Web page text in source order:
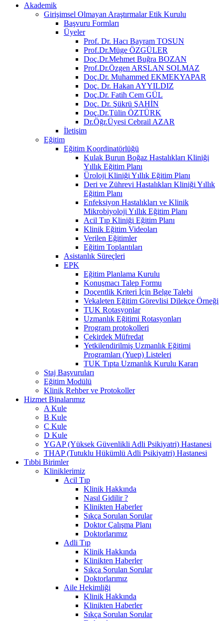
Akademik
Girişimsel Olmayan Araştırmalar Etik Kurulu
Başvuru Formları
Üyeler
Prof. Dr. Hacı Bayram TOSUN
Prof.Dr.Müge ÖZGÜLER
Doç.Dr.Mehmet Buğra BOZAN
Prof.Dr.Özgen ARSLAN SOLMAZ
Doç.Dr. Muhammed EKMEKYAPAR
Doç. Dr. Hakan AYYILDIZ
Doç.Dr. Fatih Cem GÜL
Doç. Dr. Şükrü ŞAHİN
Doç.Dr.Tülin ÖZTÜRK
Dr.Öğr.Üyesi Cebrail AZAR
İletişim
Eğitim
Eğitim Koordinatörlüğü
Kulak Burun Boğaz Hastalıkları Kliniği
Yıllık Eğitim Planı
Üroloji Kliniği Yıllık Eğitim Planı
Deri ve Zührevi Hastalıkları Kliniği Yıllık
Eğitim Planı
Enfeksiyon Hastalıkları ve Klinik
Mikrobiyoloji Yıllık Eğitim Planı
Acil Tıp Kliniği Eğitim Planı
Klinik Eğitim Videoları
Verilen Eğitimler
Eğitim Toplantıları
Asistanlık Süreçleri
EPK
Eğitim Planlama Kurulu
Konuşmacı Talep Formu
Doçentlik Kriteri İçin Belge Talebi
Vekaleten Eğitim Görevlisi Dilekçe Örneği
TUK Rotasyonlar
Uzmanlık Eğitimi Rotasyonları
Program protokolleri
Çekirdek Müfredat
Yetkilendirilmiş Uzmanlık Eğitimi
Programları (Yuep) Listeleri
TUK Tıpta Uzmanlık Kurulu Kararı
Staj Başvuruları
Eğitim Modülü
Klinik Rehber ve Protokoller
Hizmet Binalarımız
A Kule
B Kule
C Kule
D Kule
YGAP (Yüksek Güvenlikli Adli Psikiyatri) Hastanesi
THAP (Tutuklu Hükümlü Adli Psikiyatri) Hastanesi
Tıbbi Birimler
Kliniklerimiz
Acil Tıp
Klinik Hakkında
Nasıl Gidilir ?
Klinikten Haberler
Sıkça Sorulan Sorular
Doktor Çalışma Planı
Doktorlarımız
Adli Tıp
Klinik Hakkında
Klinikten Haberler
Sıkça Sorulan Sorular
Doktorlarımız
Aile Hekimliği
Klinik Hakkında
Klinikten Haberler
Sıkça Sorulan Sorular